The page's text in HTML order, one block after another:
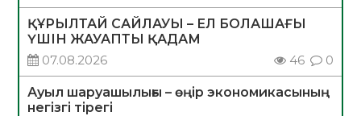
ҚҰРЫЛТАЙ САЙЛАУЫ – ЕЛ БОЛАШАҒЫ
ҮШІН ЖАУАПТЫ ҚАДАМ
07.08.2026
46 0
Ауыл шаруашылығы – өңір экономикасының
негізгі тірегі